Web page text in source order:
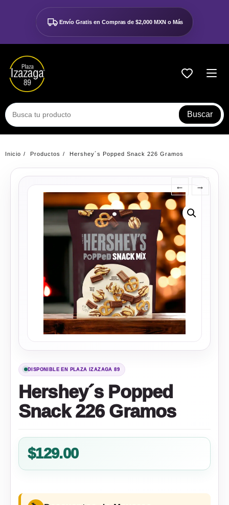
contenido
Envío Gratis en Compras de$2,000 MXN o Más
Buscar
Inicio Productos Hershey´s Popped Snack 226 Gramos
DISPONIBLE EN PLAZA IZAZAGA 89
← →
Hershey´s Popped
Snack 226 Gramos
$129.00